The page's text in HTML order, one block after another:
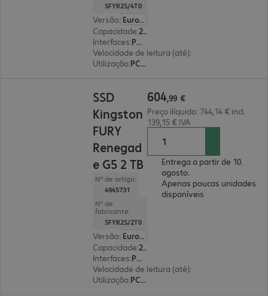
SFYR2S/4T0
Versão:
Europa
Capacidade: 2 TB
Interfaces: PCI-Express (x4) M.2 2280
Velocidade de leitura (até):
Utilização: PC, computador portátil
SSD
Kingston
FURY
Renegad
e G5 2 TB
Nº de artigo:
4945731
Nº de
fabricante:
SFYR2S/2T0
Versão:
Europa
Capacidade: 2 TB
Interfaces: PCI-Express (x4) M.2 2280
Velocidade de leitura (até):
Utilização: PC, computador portátil
604,99 €
Preço ilíquido: 744,14 € incl.
139,15 € IVA
Entrega a partir de 10.
agosto.
Apenas poucas unidades
disponíveis